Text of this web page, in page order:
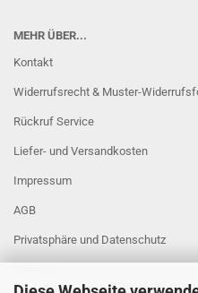
MEHR ÜBER...
Kontakt
Widerrufsrecht & Muster-
Rückruf Service
Liefer- und Versandkosten
Impressum
AGB
Privatsphäre und Datenschutz